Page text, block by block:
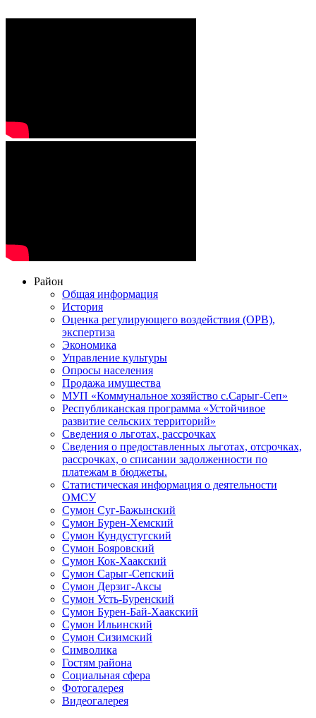
Район
Общая информация
История
Оценка регулирующего воздействия (ОРВ),
экспертиза
Экономика
Управление культуры
Опросы населения
Продажа имущества
МУП «Коммунальное хозяйство с.Сарыг-Сеп»
Республиканская программа «Устойчивое
развитие сельских территорий»
Сведения о льготах, рассрочках
Сведения о предоставленных льготах, отсрочках,
рассрочках, о списании задолженности по
платежам в бюджеты.
Статистическая информация о деятельности
ОМСУ
Сумон Суг-Бажынский
Сумон Бурен-Хемский
Сумон Кундустугский
Сумон Бояровский
Сумон Кок-Хаакский
Сумон Сарыг-Сепский
Сумон Дерзиг-Аксы
Сумон Усть-Буренский
Сумон Бурен-Бай-Хаакский
Сумон Ильинский
Сумон Сизимский
Символика
Гостям района
Социальная сфера
Фотогалерея
Видеогалерея